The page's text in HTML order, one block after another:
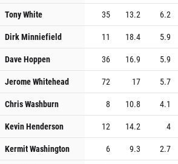
Tony White
35 13.2 6.2
Dirk Minniefield
11 18.4 5.9
Dave Hoppen
36 16.9 5.9
Jerome Whitehead
72 17 5.7
Chris Washburn
8 10.8 4.1
Kevin Henderson
12 14.2 4
Kermit Washington
6 9.3 2.7